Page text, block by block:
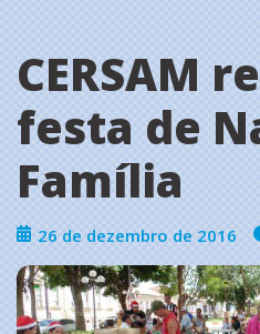
CERSAM
festa de
Família
26 de dezembro de 2016